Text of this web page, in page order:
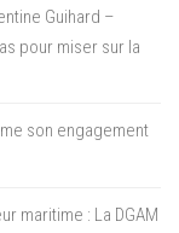
Guihard –
pour miser sur la
son engagement
maritime : La DGAM